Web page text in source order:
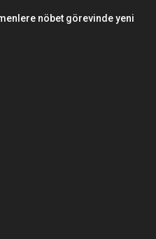
nöbet görevinde yeni